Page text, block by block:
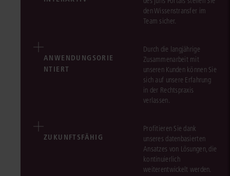
den Wissenstransfer im
Team sicher.
ANWENDUNGSORIE
NTIERT
Durch die langjährige
Zusammenarbeit mit
unseren Kunden können Sie
sich auf unsere Erfahrung
in der Rechtspraxis
verlassen.
ZUKUNFTSFÄHIG
Profitieren Sie dank
unseres datenbasierten
Ansatzes von Lösungen, die
kontinuierlich
weiterentwickelt werden.